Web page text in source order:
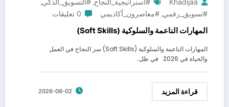
Khadijaa #استراتيجية_النجاح, #التسويق_الذكي,
#تسويق_رقمي, #معاصرون_أكاديمي 0 تعليقات
المهارات الناعمة والسلوكية (Soft Skills)
المهارات الناعمة والسلوكية (Soft Skills) سر النجاح في العمل
والحياة في 2026 في ظل…
قراءة المزيد 2026-08-02